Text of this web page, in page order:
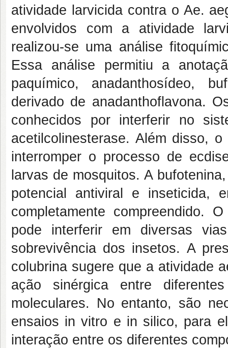
atividade larvicida contra o Ae.
envolvidos com a atividade
realizou-se uma análise
Essa análise permitiu a
paquímico, anadanthosídeo,
derivado de anadanthoflavona.
conhecidos por interferir no
acetilcolinesterase. Além disso,
interromper o processo de
larvas de mosquitos. A
potencial antiviral e inseticida,
completamente compreendido.
pode interferir em diversas
sobrevivência dos insetos. A
colubrina sugere que a atividade
ação sinérgica entre
moleculares. No entanto, são
ensaios in vitro e in silico, para
interação entre os diferentes